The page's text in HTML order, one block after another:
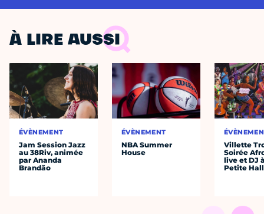
À LIRE AUSSI
ÉVÈNEMENT
Jam Session Jazz
au 38Riv, animée
par Ananda
Brandão
ÉVÈNEMENT
NBA Summer
House
Villette
Soirée
live et DJ
Petite